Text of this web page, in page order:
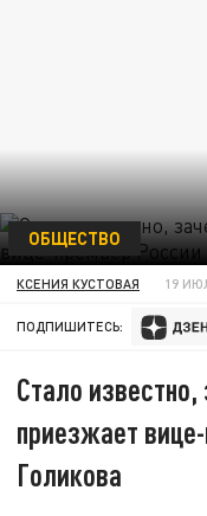
ОБЩЕСТВО
КСЕНИЯ КУСТОВАЯ 19
ПОДПИШИТЕСЬ:
Стало известно,
приезжает
Голикова